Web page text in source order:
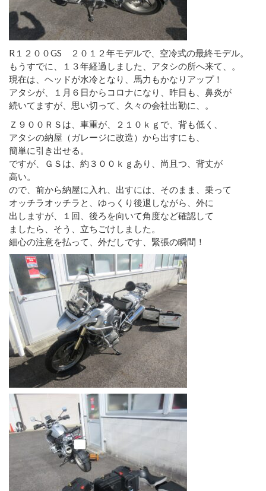
R１２００GS ２０１２年モデルで、空冷式の最終モデル。
もうすでに、１３年経過しました、アタシの所へ来て、。
現在は、ヘッドが水冷となり、馬力もかなりアップ！
アタシが、１月６日からコロナになり、昨日も、鼻炎が
続いてますが、思い切って、久々の会社出勤に、。
Ｚ９００ＲＳは、車重が、２１０ｋｇで、背も低く、
アタシの納屋（ガレージに改造）から出すにも、
簡単に引き出せる。
ですが、ＧＳは、約３００ｋｇあり、尚且つ、背丈が
高い。
ので、前から納屋に入れ、出すには、そのまま、乗って
オッチラオッチラと、ゆっくり後退しながら、外に
出しますが、１回、後ろを向いて角度など確認して
ましたら、そう、立ちごけしました。
細心の注意を払って、外だしです、緊張の瞬間！